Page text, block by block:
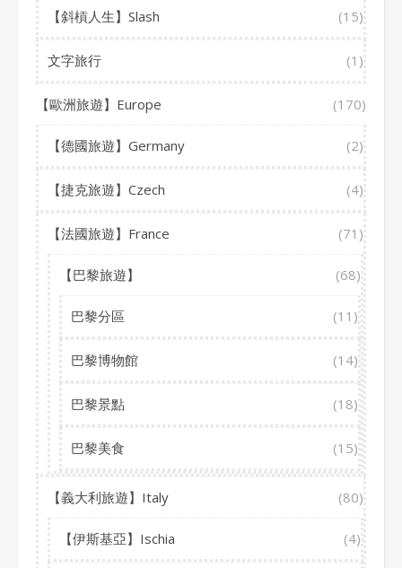
【斜槓人生】Slash (15)
文字旅行 (1)
【歐洲旅遊】Europe (170)
【德國旅遊】Germany (2)
【捷克旅遊】Czech (4)
【法國旅遊】France (71)
【巴黎旅遊】 (68)
巴黎分區 (11)
巴黎博物館 (14)
巴黎景點 (18)
巴黎美食 (15)
【義大利旅遊】Italy (80)
【伊斯基亞】Ischia (4)